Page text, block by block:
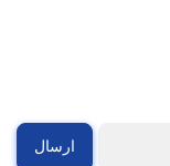
ارسال